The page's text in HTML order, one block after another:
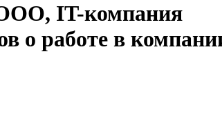
IT-компания
о работе в